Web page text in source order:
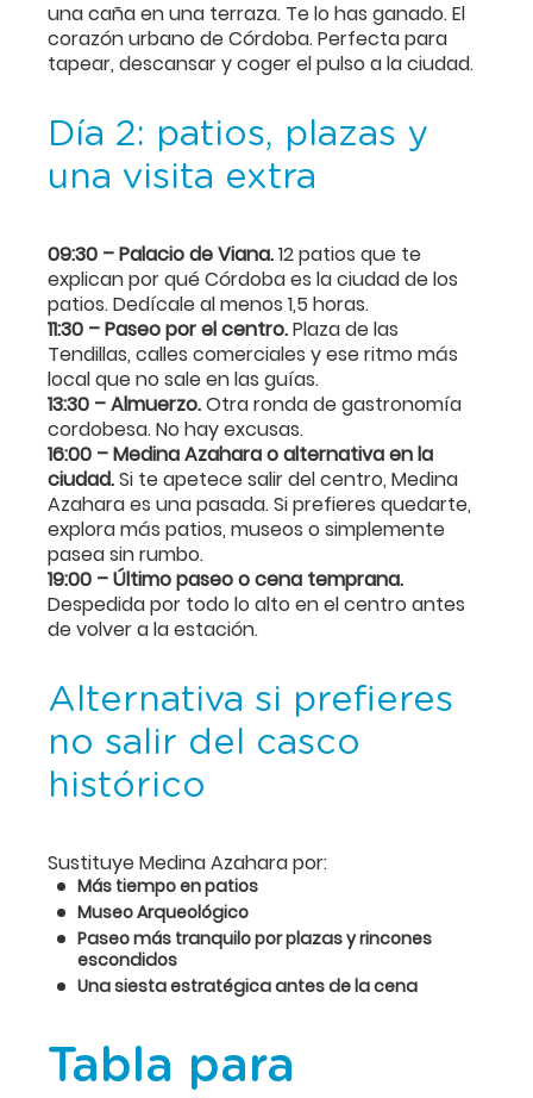
una caña en una terraza. Te lo has ganado. El
corazón urbano de Córdoba. Perfecta para
tapear, descansar y coger el pulso a la ciudad.
Día 2: patios, plazas y
una visita extra
09:30 – Palacio de Viana.12 patios que te
explican por qué Córdoba es la ciudad de los
patios. Dedícale al menos 1,5 horas.
11:30 – Paseo por el centro.Plaza de las
Tendillas, calles comerciales y ese ritmo más
local que no sale en las guías.
13:30 – Almuerzo.Otra ronda de gastronomía
cordobesa. No hay excusas.
16:00 – Medina Azahara o alternativa en la
ciudad.Si te apetece salir del centro, Medina
Azahara es una pasada. Si prefieres quedarte,
explora más patios, museos o simplemente
pasea sin rumbo.
19:00 – Último paseo o cena temprana.
Despedida por todo lo alto en el centro antes
de volver a la estación.
Alternativa si prefieres
no salir del casco
histórico
Sustituye Medina Azahara por:
Más tiempo en patios
Museo Arqueológico
Paseo más tranquilo por plazas y rincones
escondidos
Una siesta estratégica antes de la cena
Tabla para